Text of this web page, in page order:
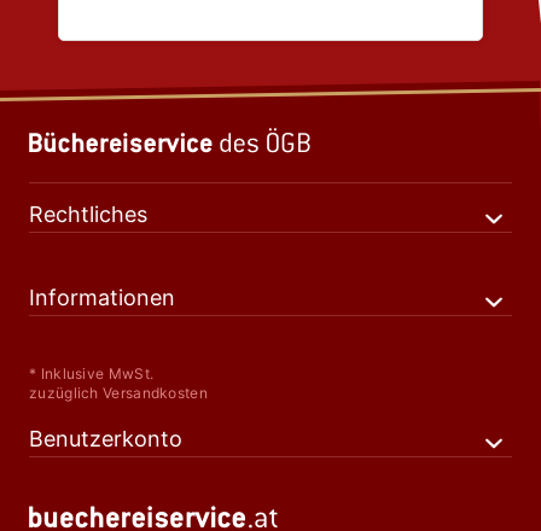
Rechtliches
Informationen
* Inklusive MwSt.
zuzüglich Versandkosten
Benutzerkonto